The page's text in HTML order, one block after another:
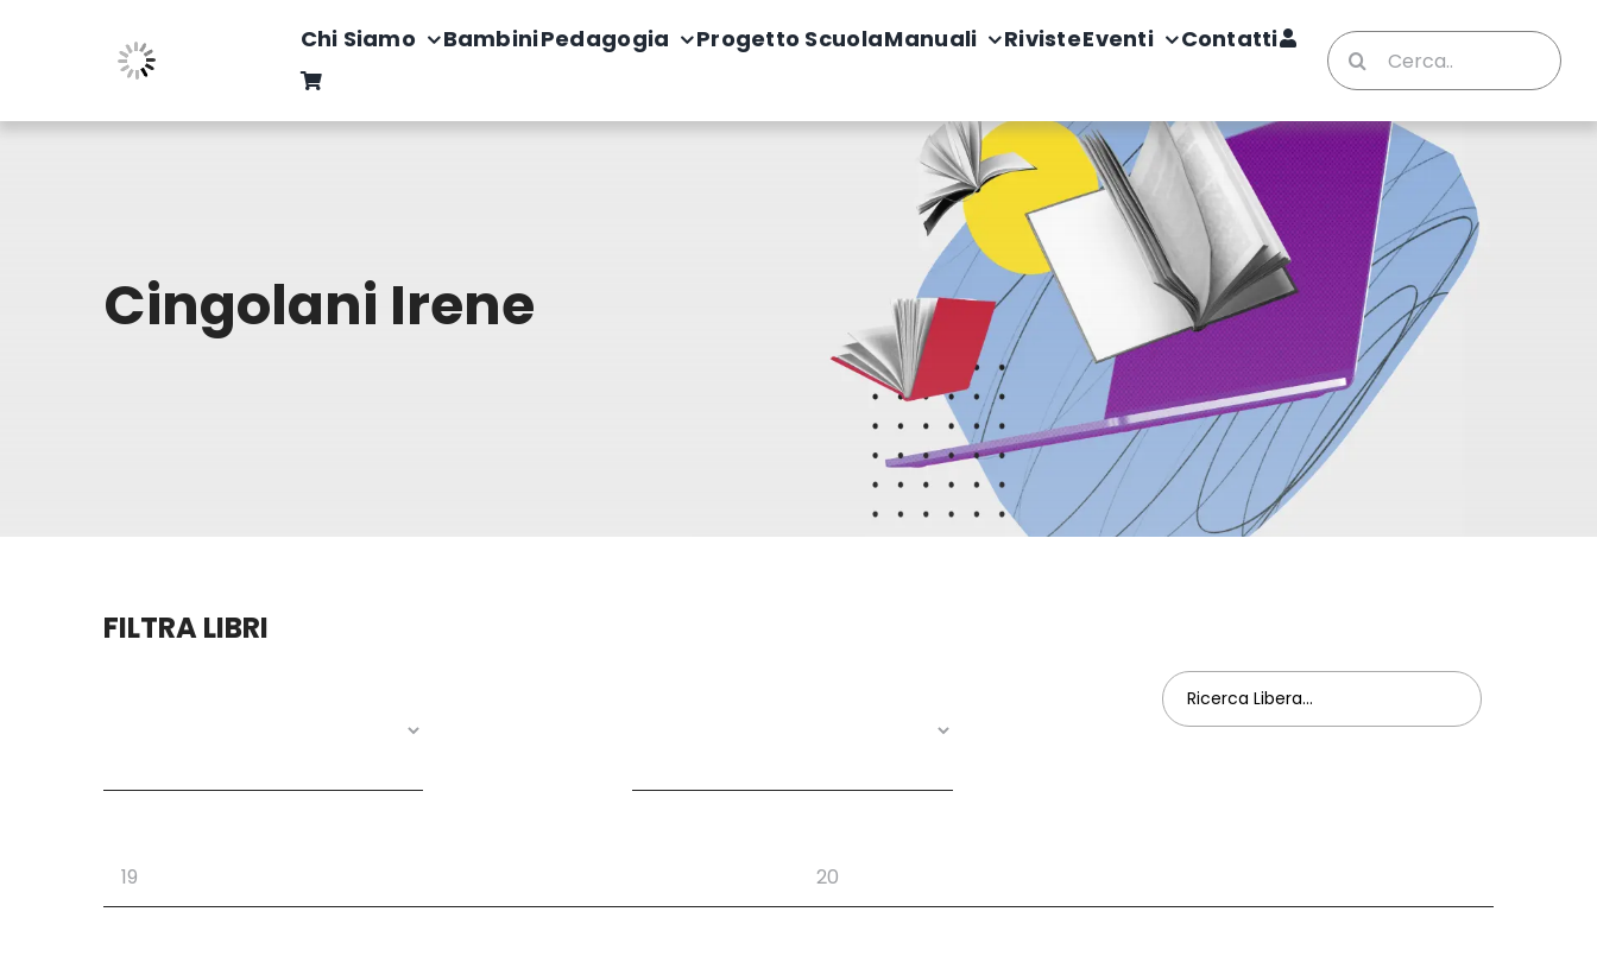
Chi Siamo BambiniPedagogia Progetto ScuolaManuali RivisteEventi Contatti
Cerca
per:
Cingolani Irene
FILTRA LIBRI